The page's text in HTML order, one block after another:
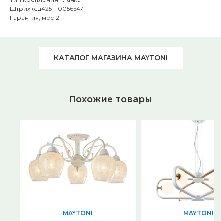
Штрихкод4251110056647
Гарантия, мес12
КАТАЛОГ МАГАЗИНА MAYTONI
Похожие товары
MAYTONI MAYTONI